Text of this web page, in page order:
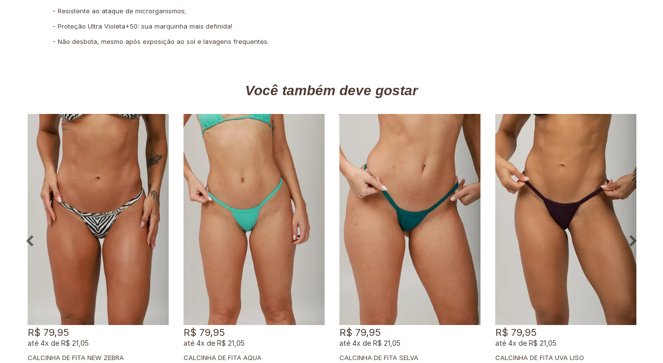
- Resistente ao ataque de microrganismos;
- Proteção Ultra Violeta+50: sua marquinha mais definida!
- Não desbota, mesmo após exposição ao sol e lavagens frequentes.
Você também deve gostar
CALCINHA DE FITA NEW ZEBRA
R$ 79,95
4x de R$ 21,05
CALCINHA DE FITA AQUA
R$ 79,95
4x de R$ 21,05
CALCINHA DE FITA SELVA
R$ 79,95
4x de R$ 21,05
CALCINHA DE FITA UVA LISO
R$ 79,95
4x de R$ 21,05